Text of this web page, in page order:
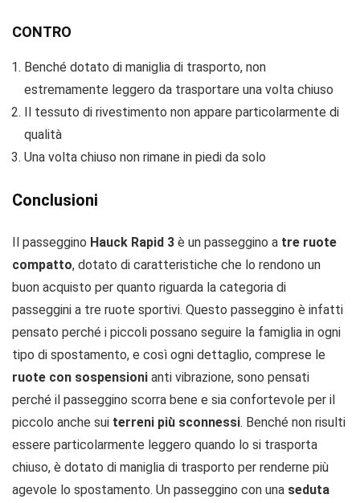
CONTRO
Benché dotato di maniglia di trasporto, non
estremamente leggero da trasportare una volta chiuso
Il tessuto di rivestimento non appare particolarmente di
qualità
Una volta chiuso non rimane in piedi da solo
Conclusioni
Il passeggino Hauck Rapid 3 è un passeggino a tre ruote
compatto, dotato di caratteristiche che lo rendono un
buon acquisto per quanto riguarda la categoria di
passeggini a tre ruote sportivi. Questo passeggino è infatti
pensato perché i piccoli possano seguire la famiglia in ogni
tipo di spostamento, e così ogni dettaglio, comprese le
ruote con sospensioni anti vibrazione, sono pensati
perché il passeggino scorra bene e sia confortevole per il
piccolo anche sui terreni più sconnessi. Benché non risulti
essere particolarmente leggero quando lo si trasporta
chiuso, è dotato di maniglia di trasporto per renderne più
agevole lo spostamento. Un passeggino con una seduta